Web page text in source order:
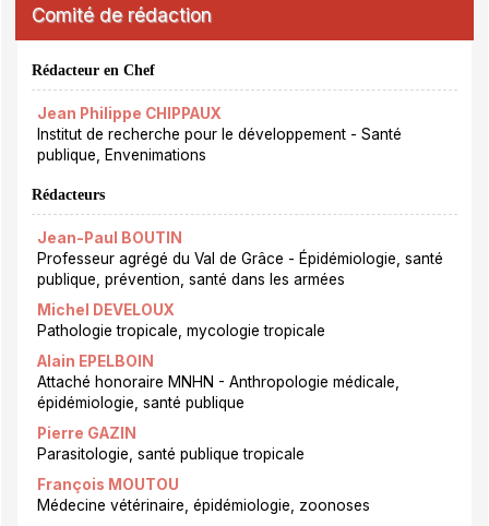
Comité de rédaction
Rédacteur en Chef
Jean Philippe CHIPPAUX
Institut de recherche pour le développement - Santé
publique, Envenimations
Rédacteurs
Jean-Paul BOUTIN
Professeur agrégé du Val de Grâce - Épidémiologie, santé
publique, prévention, santé dans les armées
Michel DEVELOUX
Pathologie tropicale, mycologie tropicale
Alain EPELBOIN
Attaché honoraire MNHN - Anthropologie médicale,
épidémiologie, santé publique
Pierre GAZIN
Parasitologie, santé publique tropicale
François MOUTOU
Médecine vétérinaire, épidémiologie, zoonoses